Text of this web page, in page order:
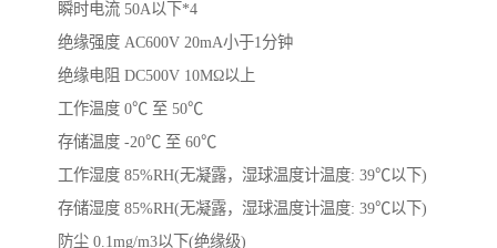
瞬时电流 50A以下*4
绝缘强度 AC600V 20mA小于1分钟
绝缘电阻 DC500V 10MΩ以上
工作温度 0℃ 至 50℃
存储温度 -20℃ 至 60℃
工作湿度 85%RH(无凝露，湿球温度计温度: 39℃以下)
存储湿度 85%RH(无凝露，湿球温度计温度: 39℃以下)
防尘 0.1mg/m3以下(绝缘级)